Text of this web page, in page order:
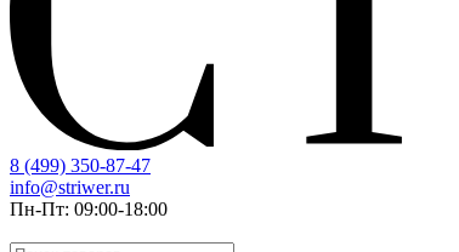
8 (499) 350-87-47
info@striwer.ru
Пн-Пт: 09:00-18:00